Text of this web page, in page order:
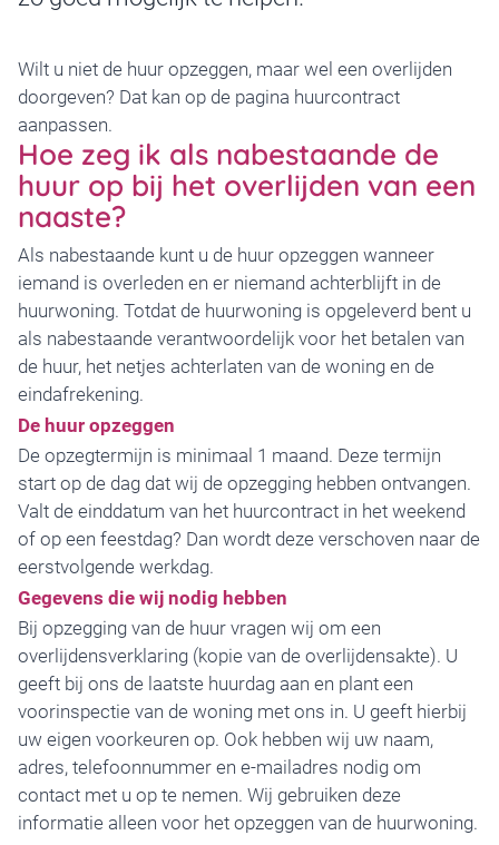
Wilt u niet de huur opzeggen, maar wel een overlijden
doorgeven? Dat kan op de pagina huurcontract
aanpassen.
Hoe zeg ik als nabestaande de
huur op bij het overlijden van een
naaste?
Als nabestaande kunt u de huur opzeggen wanneer
iemand is overleden en er niemand achterblijft in de
huurwoning. Totdat de huurwoning is opgeleverd bent u
als nabestaande verantwoordelijk voor het betalen van
de huur, het netjes achterlaten van de woning en de
eindafrekening.
De huur opzeggen
De opzegtermijn is minimaal 1 maand. Deze termijn
start op de dag dat wij de opzegging hebben ontvangen.
Valt de einddatum van het huurcontract in het weekend
of op een feestdag? Dan wordt deze verschoven naar de
eerstvolgende werkdag.
Gegevens die wij nodig hebben
Bij opzegging van de huur vragen wij om een
overlijdensverklaring (kopie van de overlijdensakte). U
geeft bij ons de laatste huurdag aan en plant een
voorinspectie van de woning met ons in. U geeft hierbij
uw eigen voorkeuren op. Ook hebben wij uw naam,
adres, telefoonnummer en e-mailadres nodig om
contact met u op te nemen. Wij gebruiken deze
informatie alleen voor het opzeggen van de huurwoning.